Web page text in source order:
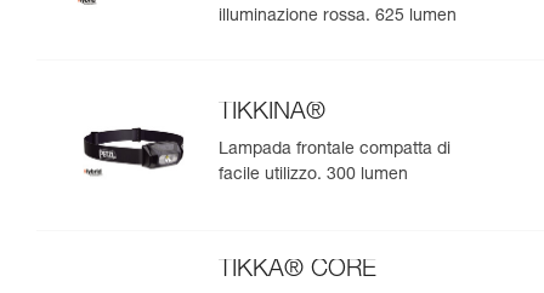
illuminazione rossa. 625 lumen
TIKKINA®
Lampada frontale compatta di
facile utilizzo. 300 lumen
TIKKA® CORE